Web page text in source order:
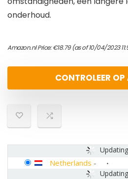
onderhoud.
Amazon.nl Price:€18.79(as of 10/04/2023
CONTROLEER
Netherlands -